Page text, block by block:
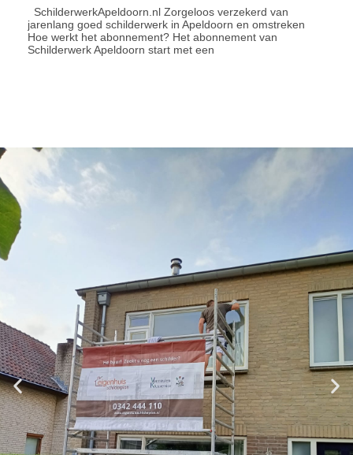
SchilderwerkApeldoorn.nl Zorgeloos verzekerd van
jarenlang goed schilderwerk in Apeldoorn en omstreken
Hoe werkt het abonnement?​ Het abonnement van
Schilderwerk Apeldoorn start met een